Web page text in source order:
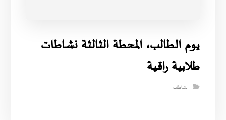
يوم الطالب، المحطة الثالثة نشاطات
طلابية راقية
نشاطات